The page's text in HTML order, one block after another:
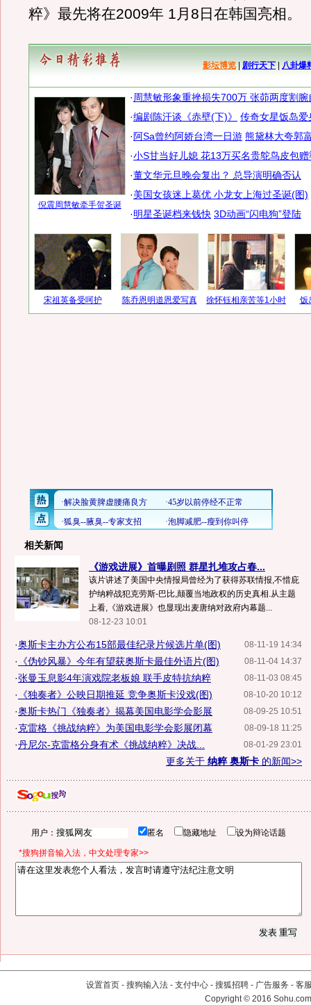
粹》最先将在2009年 1月8日在韩国亮相。
影坛博览| 剧行天下| 八卦爆
倪震周慧敏牵手贺圣诞
· 周慧敏形象重挫损失700万 张茆两度割腕
·编剧陈汗谈《赤壁(下)》
传奇女星饭岛爱
· 阿Sa曾约阿娇台湾一日游 熊黛林大夸郭
·小S甘当好儿媳 花13万买名贵鸵鸟皮包赠
·董文华元旦晚会复出？ 总导演明确否认
·美国女孩迷上葛优 小龙女上海过圣诞(图)
·明星圣诞档来钱快 3D动画“闪电狗”登陆
宋祖英备受呵护 陈乔恩明道恩爱写真 徐怀钰相亲苦等1小时 饭
相关新闻
《游戏进展》首曝剧照 群星扎堆攻占春...
该片讲述了美国中央情报局曾经为了获得苏联情报,不惜庇
护纳粹战犯克劳斯-巴比,颠覆当地政权的历史真相.从主题
上看,《游戏进展》也显现出麦唐纳对政府内幕题...
08-12-23 10:01
08-11-19 14:34
·奥斯卡主办方公布15部最佳纪录片候选片单(图)
08-11-04 14:37
· 《伪钞风暴》今年有望获奥斯卡最佳外语片(图)
08-11-03 08:45
·张曼玉息影4年演戏院老板娘 联手皮特抗纳粹
08-10-20 10:12
· 《独奏者》公映日期推延 竞争奥斯卡没戏(图)
08-09-25 10:51
·奥斯卡热门《独奏者》揭幕美国电影学会影展
08-09-18 11:25
·克雷格《挑战纳粹》为美国电影学会影展闭幕
08-01-29 23:01
·丹尼尔-克雷格分身有术《挑战纳粹》决战...
更多关于 纳粹 奥斯卡 的新闻>>
用户： 匿名 隐藏地址 设为辩论话题
*搜狗拼音输入法，中文处理专家>>
设置首页 - 搜狗输入法 - 支付中心 - 搜狐招聘 - 广告服务 - 客
Copyright©2016